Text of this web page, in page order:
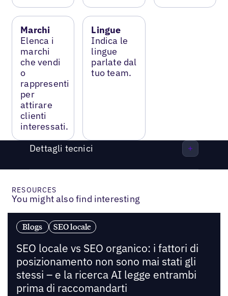
Marchi
Elenca i
marchi
che vendi
o
rappresenti
per
attirare
clienti
interessati.
Lingue
Indica le
lingue
parlate dal
tuo team.
Dettagli tecnici
RESOURCES
You might also find interesting
Blogs SEO locale
SEO locale vs SEO organico: i fattori di
posizionamento non sono mai stati gli
stessi – e la ricerca AI legge entrambi
prima di raccomandarti